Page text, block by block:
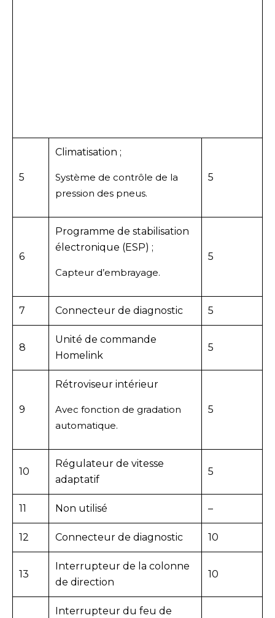
5
Climatisation ;
Système de contrôle de la
pression des pneus.
5
6
Programme de stabilisation
électronique (ESP) ;
Capteur d’embrayage.
5
7 Connecteur de diagnostic 5
8
Unité de commande
Homelink
5
9
Rétroviseur intérieur
Avec fonction de gradation
automatique.
5
10
Régulateur de vitesse
adaptatif
5
11 Non utilisé –
12 Connecteur de diagnostic 10
13
Interrupteur de la colonne
de direction
10
Interrupteur du feu de